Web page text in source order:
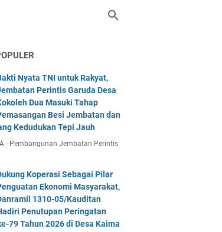
Nyata TNI untuk Rakyat,
Perintis Garuda Desa
Dua Masuki Tahap
Besi Jembatan dan
Kedudukan Tepi Jauh
- Pembangunan Jembatan Perintis
Koperasi Sebagai Pilar
Ekonomi Masyarakat,
1310-05/Kauditan
Penutupan Peringatan
79 Tahun 2026 di Desa Kaima